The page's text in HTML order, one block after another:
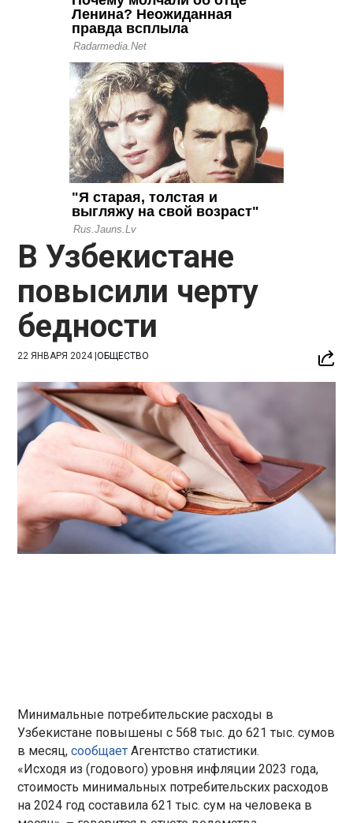
В Узбекистане
повысили черту
бедности
22 ЯНВАРЯ 2024|ОБЩЕСТВО
Минимальные потребительские расходы в
Узбекистане повышены с 568 тыс. до 621 тыс. сумов
в месяц,сообщает Агентство статистики.
«Исходя из (годового) уровня инфляции 2023 года,
стоимость минимальных потребительских расходов
на 2024 год составила 621 тыс. сум на человека в